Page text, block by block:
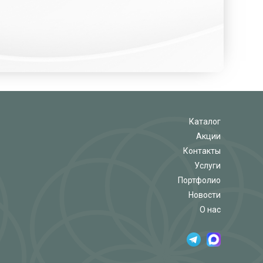
Каталог
Акции
Контакты
Услуги
Портфолио
Новости
О нас